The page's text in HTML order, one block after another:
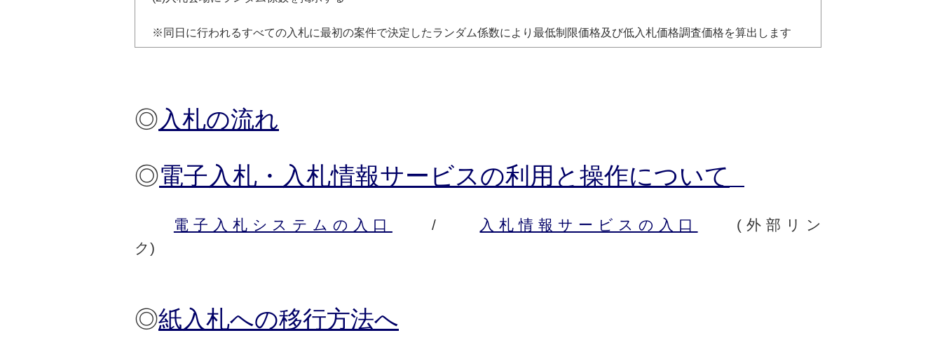
※同日に行われるすべての入札に最初の案件で決定したランダム係数により最低制限価格及び低入札価格調査価格を算出します
◎入札の流れ
◎電子入札・入札情報サービスの利用と操作について
電子入札システムの入口 / 入札情報サービスの入口
(外部リン
ク)
◎紙入札への移行方法へ